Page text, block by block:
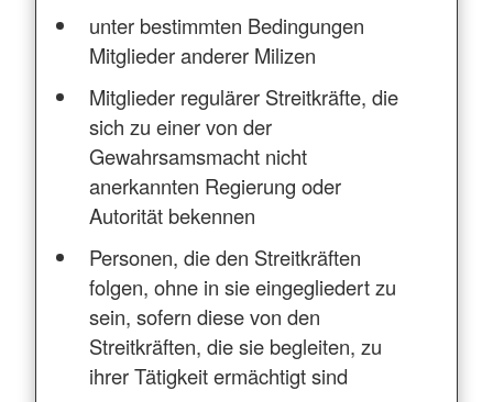
unter bestimmten Bedingungen
Mitglieder anderer Milizen
Mitglieder regulärer Streitkräfte, die
sich zu einer von der
Gewahrsamsmacht nicht
anerkannten Regierung oder
Autorität bekennen
Personen, die den Streitkräften
folgen, ohne in sie eingegliedert zu
sein, sofern diese von den
Streitkräften, die sie begleiten, zu
ihrer Tätigkeit ermächtigt sind